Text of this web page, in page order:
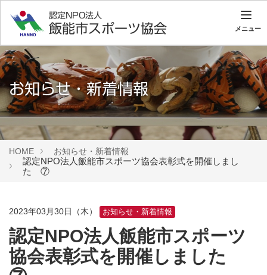
メニュー
認定NPO法人
飯能市スポーツ協会
お知らせ・新着情報
HOME お知らせ・新着情報
認定NPO法人飯能市スポーツ協会表彰式を開催しまし
た ⑦
2023年03月30日（木） お知らせ・新着情報
認定NPO法人飯能市スポーツ
協会表彰式を開催しました